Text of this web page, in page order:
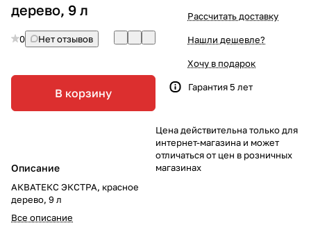
дерево, 9 л
0 Нет отзывов
В корзину
Описание
АКВАТЕКС ЭКСТРА, красное
дерево, 9 л
Все описание
Рассчитать доставку
Нашли дешевле?
Хочу в подарок
Гарантия 5 лет
Цена действительна только для
интернет-магазина и может
отличаться от цен в розничных
магазинах